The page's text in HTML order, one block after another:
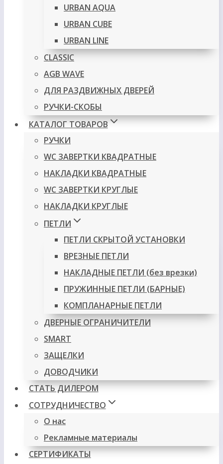
URBAN AQUA
URBAN CUBE
URBAN LINE
CLASSIC
AGB WAVE
ДЛЯ РАЗДВИЖНЫХ ДВЕРЕЙ
РУЧКИ-СКОБЫ
КАТАЛОГ ТОВАРОВ
РУЧКИ
WC ЗАВЕРТКИ КВАДРАТНЫЕ
НАКЛАДКИ КВАДРАТНЫЕ
WC ЗАВЕРТКИ КРУГЛЫЕ
НАКЛАДКИ КРУГЛЫЕ
ПЕТЛИ
ПЕТЛИ СКРЫТОЙ УСТАНОВКИ
ВРЕЗНЫЕ ПЕТЛИ
НАКЛАДНЫЕ ПЕТЛИ (без врезки)
ПРУЖИННЫЕ ПЕТЛИ (БАРНЫЕ)
КОМПЛАНАРНЫЕ ПЕТЛИ
ДВЕРНЫЕ ОГРАНИЧИТЕЛИ
SMART
ЗАЩЕЛКИ
ДОВОДЧИКИ
СТАТЬ ДИЛЕРОМ
СОТРУДНИЧЕСТВО
О нас
Рекламные материалы
СЕРТИФИКАТЫ